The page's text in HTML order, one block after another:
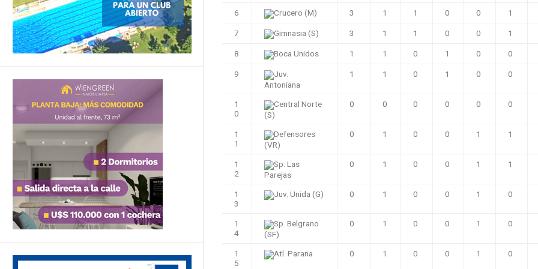
6 Crucero (M) 3 1 1 0 0 1
7 Gimnasia (S) 3 1 1 0 0 1
8 Boca Unidos 1 1 0 1 0 0
9
Juv.
Antoniana
1 1 0 1 0 0
1
0
Central Norte
(S)
0 0 0 0 0 0
1
1
Defensores
(VR)
0 1 0 0 1 1
1
2
Sp. Las
Parejas
0 1 0 0 1 1
1
3
Juv. Unida (G) 0 1 0 0 1 0
1
4
Sp. Belgrano
(SF)
0 1 0 0 1 0
1
5
Atl. Parana 0 1 0 0 1 0